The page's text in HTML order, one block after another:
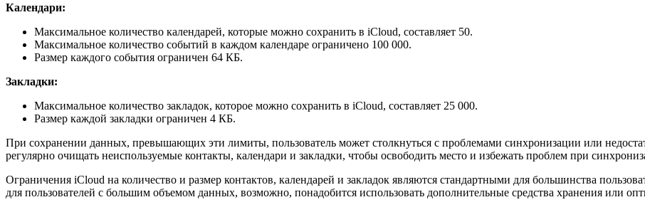
Календари:
Максимальное количество календарей, которые можно сохранить в iCloud, составляет 50.
Максимальное количество событий в каждом календаре ограничено 100 000.
Размер каждого события ограничен 64 КБ.
Закладки:
Максимальное количество закладок, которое можно сохранить в iCloud, составляет 25 000.
Размер каждой закладки ограничен 4 КБ.
При сохранении данных, превышающих эти лимиты, пользователь может столкнуться с проблемами синхронизации или
регулярно очищать неиспользуемые контакты, календари и закладки, чтобы освободить место и избежать проблем при
Ограничения iCloud на количество и размер контактов, календарей и закладок являются стандартными для большинства
для пользователей с большим объемом данных, возможно, понадобится использовать дополнительные средства хранения или